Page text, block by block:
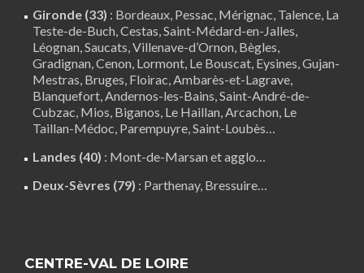
Gironde (33) : Bordeaux, Pessac, Mérignac, Talence, La
Teste-de-Buch,Cestas,Saint-Médard-en-Jalles,
Léognan,Saucats,Villenave-d’Ornon, Bègles,
Gradignan,Cenon, Lormont, Le Bouscat, Eysines, Gujan-
Mestras, Bruges, Floirac,Ambarès-et-Lagrave,
Blanquefort,Andernos-les-Bains, Saint-André-de-
Cubzac, Mios, Biganos, Le Haillan,Arcachon, Le
Taillan-Médoc, Parempuyre,Saint-Loubès…
Landes (40) : Mont-de-Marsan et agglo…
Deux-Sèvres (79) : Parthenay, Bressuire…
CENTRE-VAL DE LOIRE